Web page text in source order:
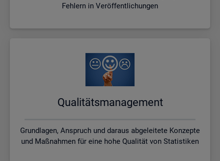
Fehlern in Veröffentlichungen
Qua­li­täts­ma­nage­ment
Grundlagen, Anspruch und daraus abgeleitete Konzepte
und Maßnahmen für eine hohe Qualität von Statistiken